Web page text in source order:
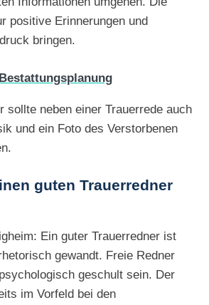
positive Erinnerungen und
bringen.
sollte neben einer Trauerrede auch
und ein Foto des Verstorbenen
guten Trauerredner
Ein guter Trauerredner ist
gewandt. Freie Redner
geschult sein. Der
im Vorfeld bei den